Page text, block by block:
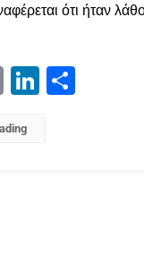
ότι ήταν
Email LinkedIn